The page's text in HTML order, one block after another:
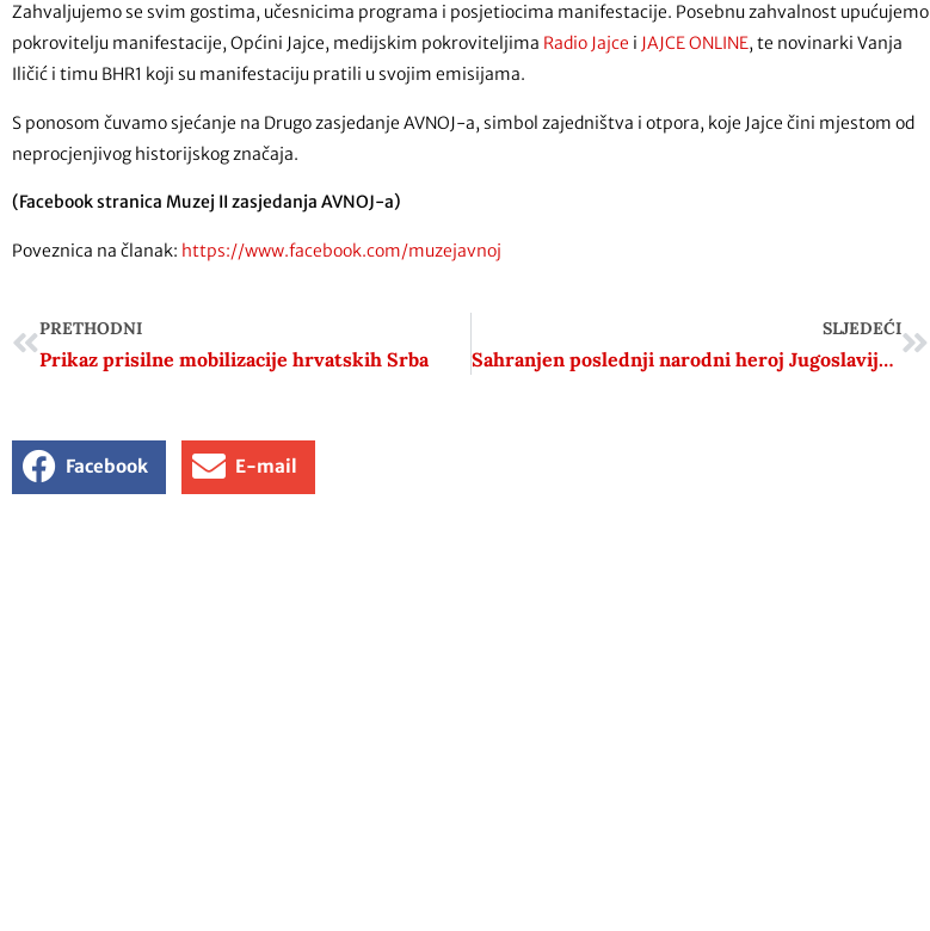
Zahvaljujemo se svim gostima, učesnicima programa i posjetiocima manifestacije. Posebnu zahvalnost upućujemo
pokrovitelju manifestacije, Općini Jajce, medijskim pokroviteljima Radio Jajce i JAJCE ONLINE, te novinarki Vanja
Iličić i timu BHR1 koji su manifestaciju pratili u svojim emisijama.
S ponosom čuvamo sjećanje na Drugo zasjedanje AVNOJ-a, simbol zajedništva i otpora, koje Jajce čini mjestom od
neprocjenjivog historijskog značaja.
(Facebook stranica Muzej II zasjedanja AVNOJ-a)
Poveznica na članak: https://www.facebook.com/muzejavnoj
PRETHODNI
Prikaz prisilne mobilizacije hrvatskih Srba
SLJEDEĆI
Sahranjen poslednji narodni heroj Jugoslavije Petar Matić Dule
Facebook E-mail